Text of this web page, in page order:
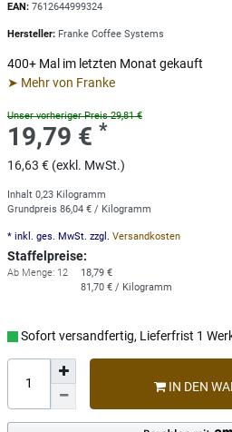
EAN: 7612644999324
Hersteller: Franke Coffee Systems
400+ Mal im letzten Monat gekauft
➤ Mehr von Franke
Unser vorheriger Preis 29,81 €
19,79 € *
16,63 € (exkl. MwSt.)
Inhalt 0,23 Kilogramm
Grundpreis 86,04 € / Kilogramm
* inkl. ges. MwSt. zzgl. Versandkosten
Staffelpreise:
Ab Menge: 12
18,79 €
81,70 € / Kilogramm
Sofort versandfertig, Lieferfrist 1
IN DEN